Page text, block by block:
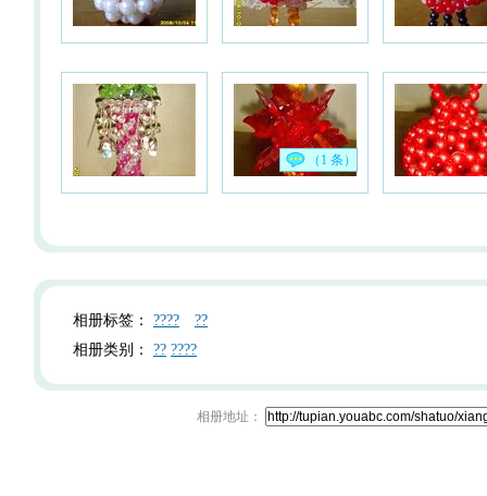
（1 条）
相册标签： ????
??
相册类别： ?? ????
相册地址：